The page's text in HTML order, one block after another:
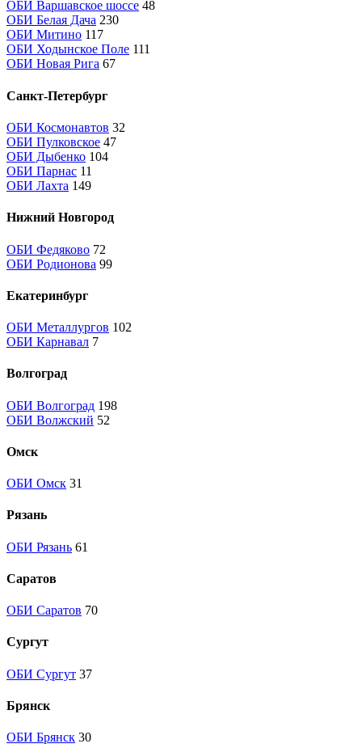
ОБИ Варшавское шоссе 48
ОБИ Белая Дача 230
ОБИ Митино 117
ОБИ Ходынское Поле 111
ОБИ Новая Рига 67
Санкт-Петербург
ОБИ Космонавтов 32
ОБИ Пулковское 47
ОБИ Дыбенко 104
ОБИ Парнас 11
ОБИ Лахта 149
Нижний Новгород
ОБИ Федяково 72
ОБИ Родионова 99
Екатеринбург
ОБИ Металлургов 102
ОБИ Карнавал 7
Волгоград
ОБИ Волгоград 198
ОБИ Волжский 52
Омск
ОБИ Омск 31
Рязань
ОБИ Рязань 61
Саратов
ОБИ Саратов 70
Сургут
ОБИ Сургут 37
Брянск
ОБИ Брянск 30